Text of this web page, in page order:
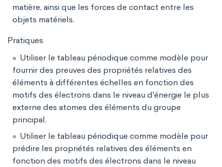
matière, ainsi que les forces de contact entre les
objets matériels.
Pratiques
Utiliser le tableau périodique comme modèle pour
fournir des preuves des propriétés relatives des
éléments à différentes échelles en fonction des
motifs des électrons dans le niveau d'énergie le plus
externe des atomes des éléments du groupe
principal.
Utiliser le tableau périodique comme modèle pour
prédire les propriétés relatives des éléments en
fonction des motifs des électrons dans le niveau